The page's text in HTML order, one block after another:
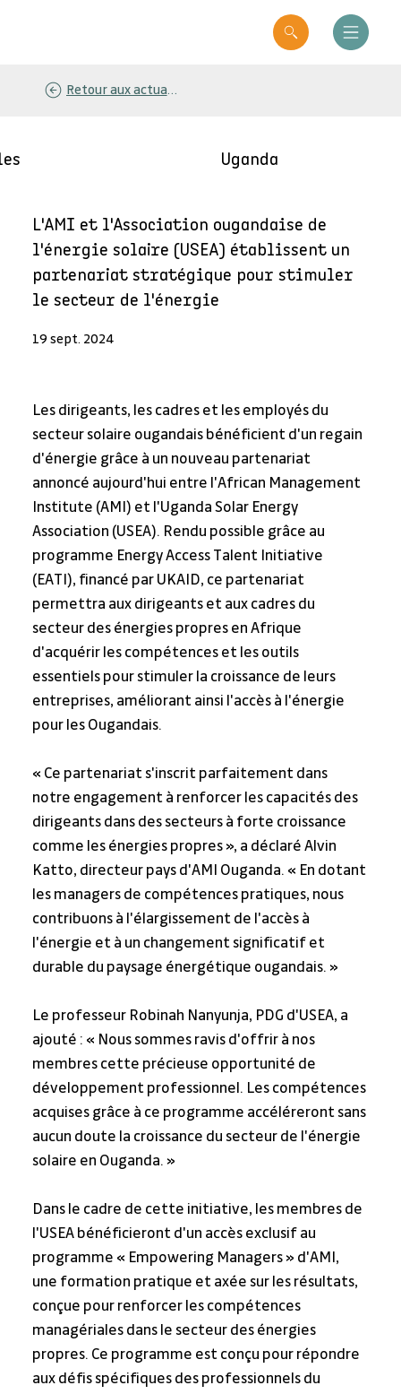
Retour aux actualités
Uganda
L'AMI et l'Association ougandaise de
l'énergie solaire (USEA) établissent un
partenariat stratégique pour stimuler
le secteur de l'énergie
19 sept. 2024
Les dirigeants, les cadres et les employés du
secteur solaire ougandais bénéficient d'un regain
d'énergie grâce à un nouveau partenariat
annoncé aujourd'hui entre l'African Management
Institute (AMI) et l'Uganda Solar Energy
Association (USEA). Rendu possible grâce au
programme Energy Access Talent Initiative
(EATI), financé par UKAID, ce partenariat
permettra aux dirigeants et aux cadres du
secteur des énergies propres en Afrique
d'acquérir les compétences et les outils
essentiels pour stimuler la croissance de leurs
entreprises, améliorant ainsi l'accès à l'énergie
pour les Ougandais.
« Ce partenariat s'inscrit parfaitement dans
notre engagement à renforcer les capacités des
dirigeants dans des secteurs à forte croissance
comme les énergies propres », a déclaré Alvin
Katto, directeur pays d'AMI Ouganda. « En dotant
les managers de compétences pratiques, nous
contribuons à l'élargissement de l'accès à
l'énergie et à un changement significatif et
durable du paysage énergétique ougandais. »
Le professeur Robinah Nanyunja, PDG d'USEA, a
ajouté : « Nous sommes ravis d'offrir à nos
membres cette précieuse opportunité de
développement professionnel. Les compétences
acquises grâce à ce programme accéléreront sans
aucun doute la croissance du secteur de l'énergie
solaire en Ouganda. »
Dans le cadre de cette initiative, les membres de
l'USEA bénéficieront d'un accès exclusif au
programme « Empowering Managers » d'AMI,
une formation pratique et axée sur les résultats,
conçue pour renforcer les compétences
managériales dans le secteur des énergies
propres. Ce programme est conçu pour répondre
aux défis spécifiques des professionnels du